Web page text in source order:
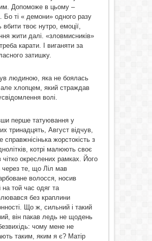
Допоможе в цьому –
Бо ті « демони» одного разу
вбити твоє нутро, емоції,
жити далі. «зловмисників»
карати. І виганяти за
затишку.
людиною, яка не боялась
хлопцем, який страждав
волі.
перше татуювання у
тринадцять, Август відчув,
справжнісінька жорстокість з
котрі малюють своє
чітко окреслених рамках. Його
через те, що Ліл мав
волосся, носив
на той час одяг та
без краплини
Що ж, сильний і такий
він пакав ледь не щодень
чому мене не
таким, яким я є? Матір